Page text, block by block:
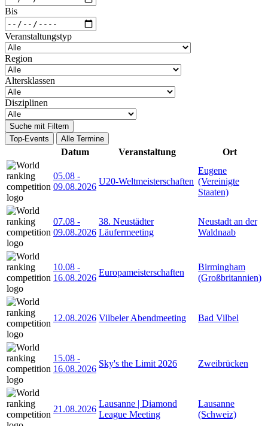
Bis
Veranstaltungstyp
Region
Altersklassen
Disziplinen
Suche mit Filtern
Top-Events
Alle Termine
Datum Veranstaltung Ort
05.08 -
09.08.2026
U20-Weltmeisterschaften
Eugene
(Vereinigte
Staaten)
07.08 -
09.08.2026
38. Neustädter
Läufermeeting
Neustadt an der
Waldnaab
10.08 -
16.08.2026
Europameisterschaften
Birmingham
(Großbritannien)
12.08.2026 Vilbeler Abendmeeting Bad Vilbel
15.08 -
16.08.2026
Sky's the Limit 2026 Zweibrücken
21.08.2026
Lausanne | Diamond
League Meeting
Lausanne
(Schweiz)